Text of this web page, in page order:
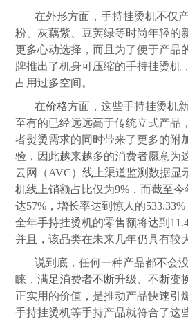
在外形方面，手持挂烫机不仅
粉、灰藕紫、豆荚绿等时尚年轻的
更多心动选择，而且为了便于产品
牌推出了机身可压缩的手持挂烫机
占用过多空间。
在价格方面，这些手持挂烫机
至有的已经远远高于传统立式产品
者熨烫需求的同时带来了更多的附
验，因此越来越多的消费者愿意为
云网（AVC）线上渠道监测数据显
机线上销额占比仅为9% ，而截至今
达57% ，增长率达到惊人的533.33%
全年手持挂烫机的零售额将达到
并且，该品类在未来几年仍具有较
说到底，任何一种产品都不会
睐，满足消费者不断升级、不断变
正实用的价值，是推动产品快速引
手持挂烫机等手持产品就符合了这